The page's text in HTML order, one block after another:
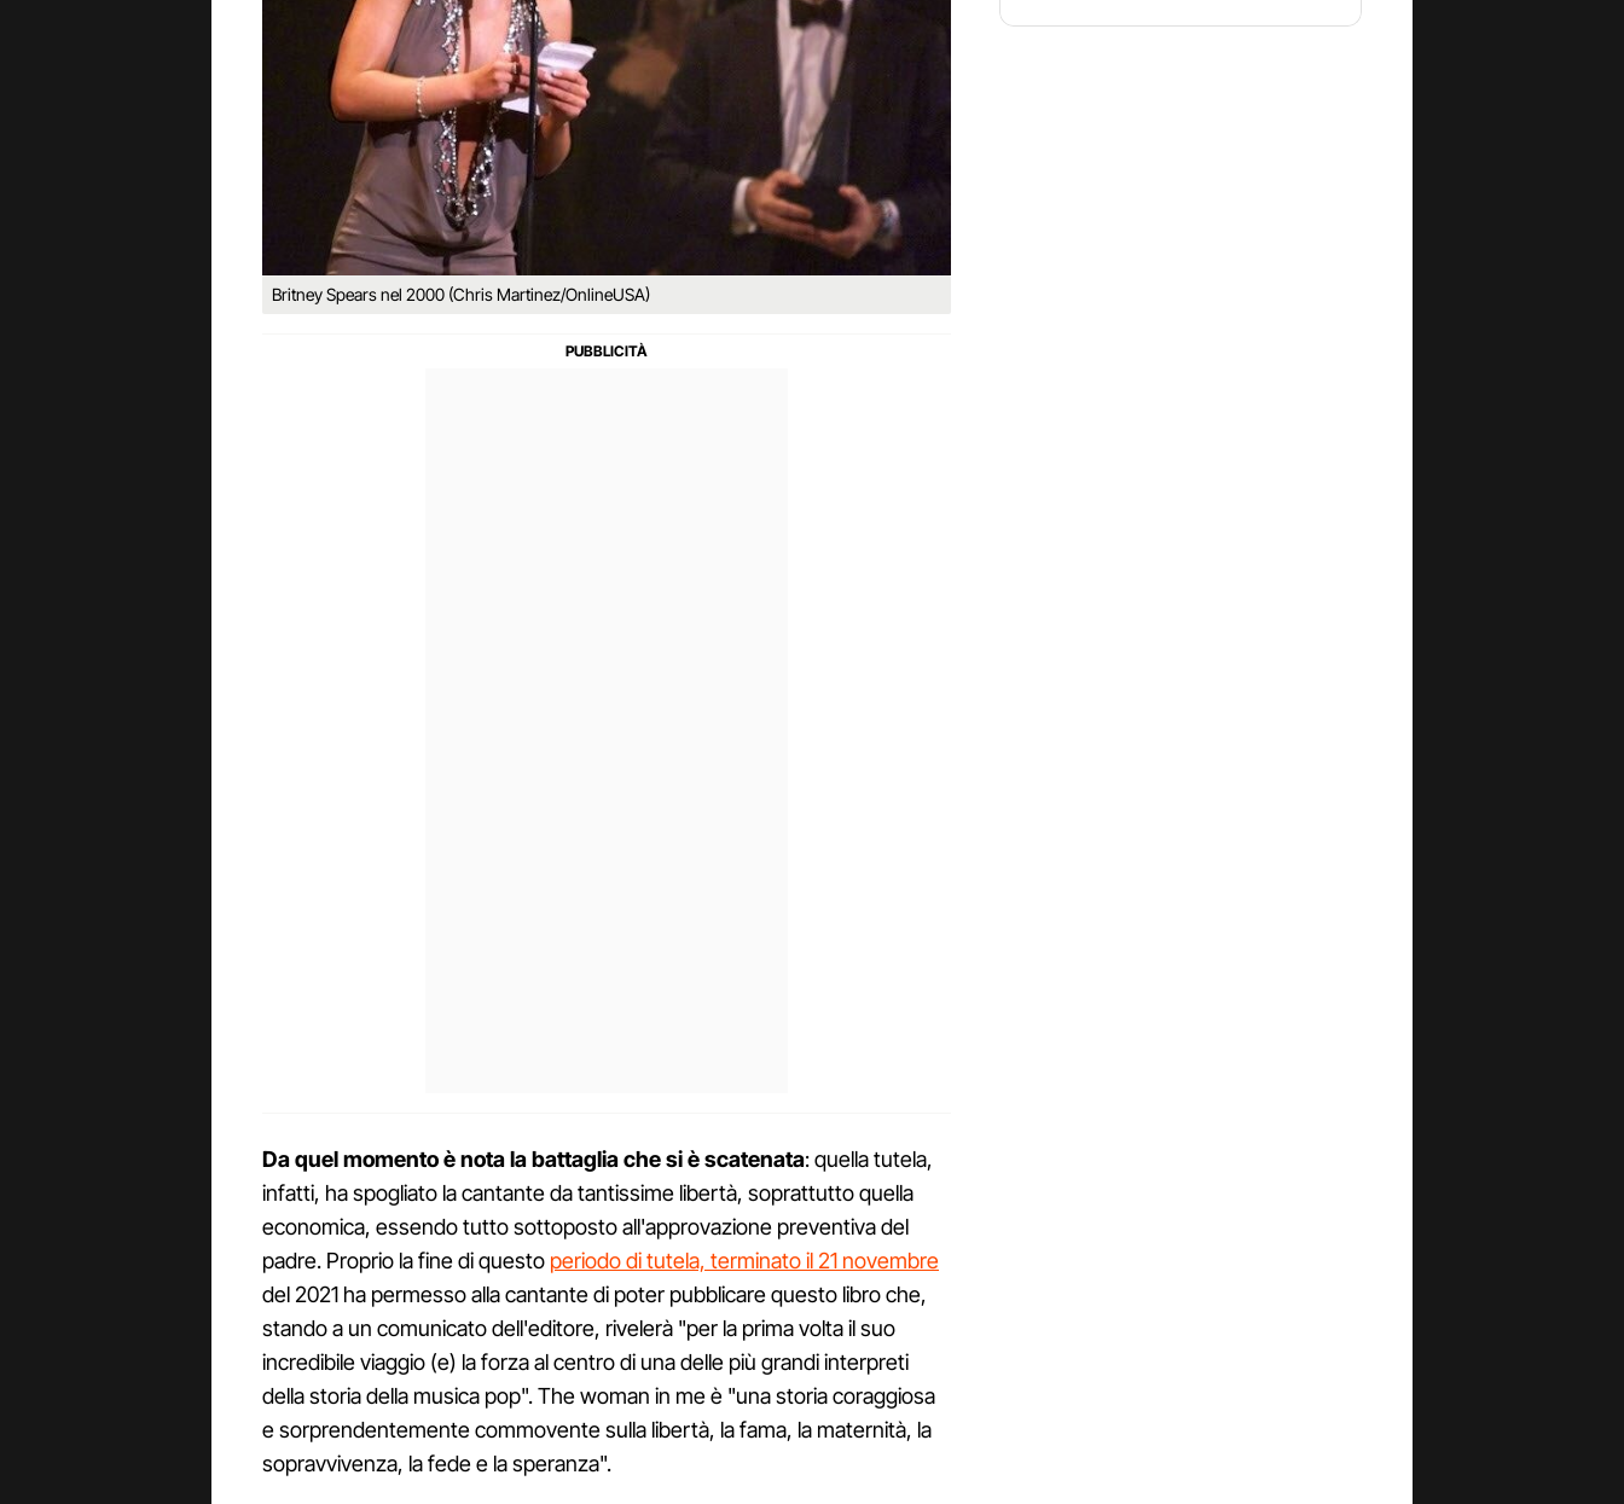
Britney Spears nel 2000 (Chris Martinez/OnlineUSA)
Da quel momento è nota la battaglia che si è scatenata: quella tutela,
infatti, ha spogliato la cantante da tantissime libertà, soprattutto quella
economica, essendo tutto sottoposto all'approvazione preventiva del
padre. Proprio la fine di questo periodo di tutela, terminato il 21 novembre
del 2021 ha permesso alla cantante di poter pubblicare questo libro che,
stando a un comunicato dell'editore, rivelerà "per la prima volta il suo
incredibile viaggio (e) la forza al centro di una delle più grandi interpreti
della storia della musica pop". The woman in me è "una storia coraggiosa
e sorprendentemente commovente sulla libertà, la fama, la maternità, la
sopravvivenza, la fede e la speranza".